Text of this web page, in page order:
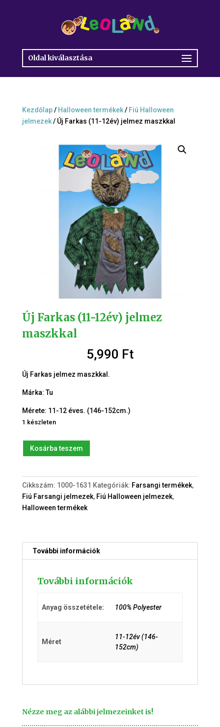
Oldal kiválasztása
Kezdőlap/ Halloween termékek/ Fiú Halloween
jelmezek/ Új Farkas (11-12év) jelmez maszkkal
Új Farkas (11-12év) jelmez
maszkkal
5,990 Ft
Új Farkas jelmez maszkkal.
Márka: Tu
Mérete: 11-12 éves. (146-152cm.)
1 készleten
Farkas
12év)
jelmez
maszkkal
mennyiség
Kosárba teszem
Cikkszám: 1000-1631 Kategóriák: Farsangi termékek,
Fiú Farsangi jelmezek, Fiú Halloween jelmezek,
Halloween termékek
További információk
További információk
Anyag összetétele: 100% Polyester
Méret
11-12év (146-
152cm)
Nézze meg az alábbi jelmezeinket is!